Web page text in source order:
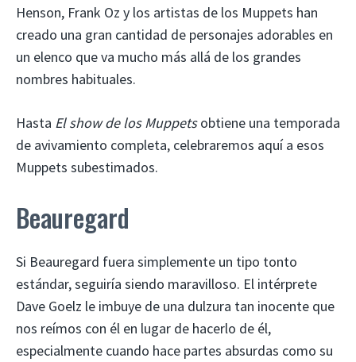
Henson, Frank Oz y los artistas de los Muppets han
creado una gran cantidad de personajes adorables en
un elenco que va mucho más allá de los grandes
nombres habituales.
Hasta El show de los Muppetsobtiene una temporada
de avivamiento completa, celebraremos aquí a esos
Muppets subestimados.
Beauregard
Si Beauregard fuera simplemente un tipo tonto
estándar, seguiría siendo maravilloso. El intérprete
Dave Goelz le imbuye de una dulzura tan inocente que
nos reímos con él en lugar de hacerlo de él,
especialmente cuando hace partes absurdas como su